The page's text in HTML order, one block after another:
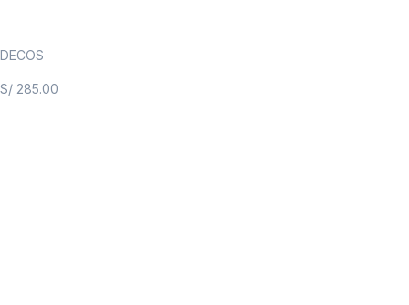
DECOS
S/ 285.00